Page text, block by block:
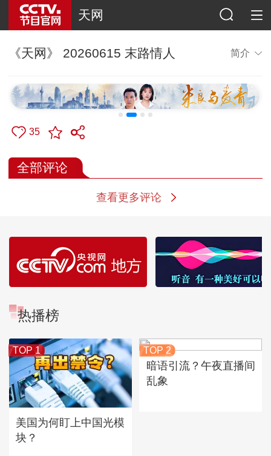
天网
《天网》 20260615 末路情人 简介
35
全部评论
查看更多评论
热播榜
TOP 1
美国为何盯上中国光模
块？
TOP 2
暗语引流？午夜直播间
乱象